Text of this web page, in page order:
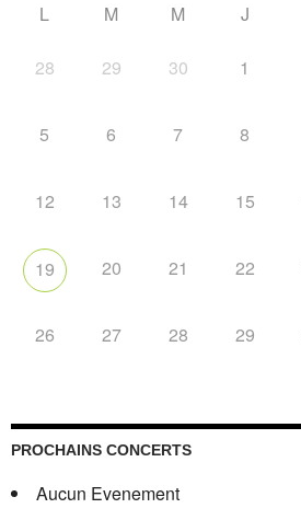
L M M J
28 29 30 1
5 6 7 8
12 13 14 15
19 20 21 22
26 27 28 29
PROCHAINS CONCERTS
Aucun Evenement